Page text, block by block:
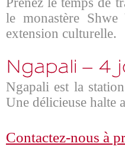
le monastère
extension culturelle.
Ngapali est la
Une délicieuse halte
Contactez-nous à